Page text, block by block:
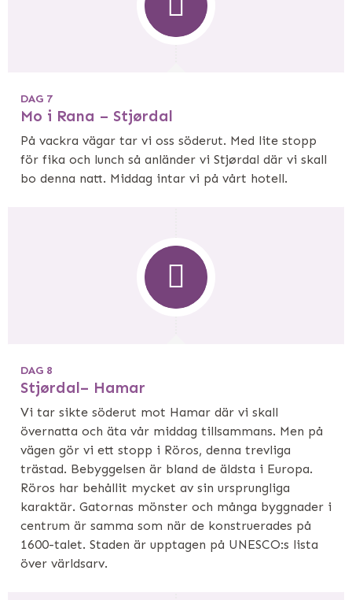
DAG 7
Mo i Rana – Stjørdal
På vackra vägar tar vi oss söderut. Med lite stopp
för fika och lunch så anländer vi Stjørdal där vi skall
bo denna natt. Middag intar vi på vårt hotell.
DAG 8
Stjørdal– Hamar
Vi tar sikte söderut mot Hamar där vi skall
övernatta och äta vår middag tillsammans. Men på
vägen gör vi ett stopp i Röros, denna trevliga
trästad. Bebyggelsen är bland de äldsta i Europa.
Röros har behållit mycket av sin ursprungliga
karaktär. Gatornas mönster och många byggnader i
centrum är samma som när de konstruerades på
1600-talet. Staden är upptagen på UNESCO:s lista
över världsarv.